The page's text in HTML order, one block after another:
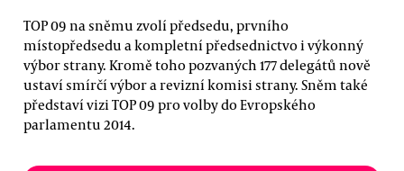
TOP 09 na sněmu zvolí předsedu, prvního
místopředsedu a kompletní předsednictvo i výkonný
výbor strany. Kromě toho pozvaných 177 delegátů nově
ustaví smírčí výbor a revizní komisi strany. Sněm také
představí vizi TOP 09 pro volby do Evropského
parlamentu 2014.